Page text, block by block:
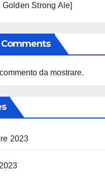
Golden Strong Ale]
da mostrare.
2023